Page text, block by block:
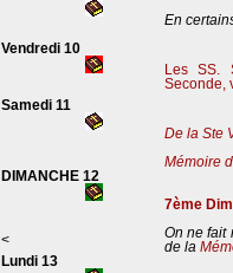
En
Vendredi 10
Les SS.
Seconde,
Samedi 11
De la Ste
Mémoire
DIMANCHE 12
7ème
<
On ne fait
de la
Lundi 13